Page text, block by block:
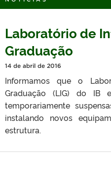
Laboratório de
Graduação
14 de abril de 2016
Informamos que o
Graduação (LIG) do IB
temporariamente
instalando novos
estrutura.